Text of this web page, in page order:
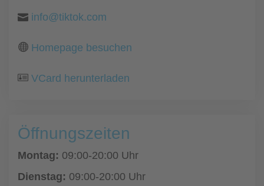
info@tiktok.com
Homepage besuchen
VCard herunterladen
Öffnungszeiten
Montag: 09:00-20:00 Uhr
Dienstag: 09:00-20:00 Uhr